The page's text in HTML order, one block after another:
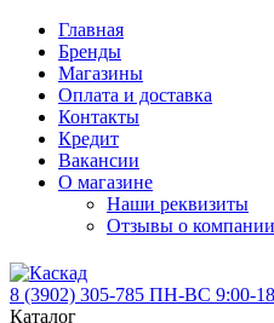
Главная
Бренды
Магазины
Оплата и доставка
Контакты
Кредит
Вакансии
О магазине
Наши реквизиты
Отзывы о компании
8 (3902) 305-785 ПН-ВС 9:00-
Каталог